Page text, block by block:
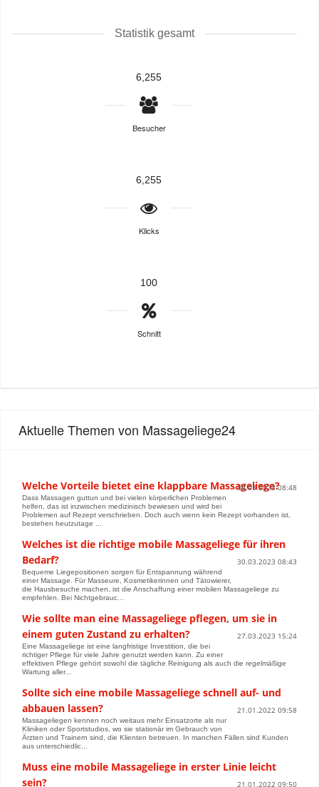
Statistik gesamt
6,255
Besucher
6,255
Klicks
100
Schnitt
Aktuelle Themen von Massageliege24
Welche Vorteile bietet eine klappbare Massageliege?
30.03.2023 08:48
Dass Massagen guttun und bei vielen körperlichen Problemen
helfen, das ist inzwischen medizinisch bewiesen und wird bei
Problemen auf Rezept verschrieben. Doch auch wenn kein Rezept vorhanden ist,
bestehen heutzutage ...
Welches ist die richtige mobile Massageliege für ihren
Bedarf?
30.03.2023 08:43
Bequeme Liegepositionen sorgen für Entspannung während
einer Massage. Für Masseure, Kosmetikerinnen und Tätowierer,
die Hausbesuche machen, ist die Anschaffung einer mobilen Massageliege zu
empfehlen. Bei Nichtgebrauc...
Wie sollte man eine Massageliege pflegen, um sie in
einem guten Zustand zu erhalten?
27.03.2023 15:24
Eine Massageliege ist eine langfristige Investition, die bei
richtiger Pflege für viele Jahre genutzt werden kann. Zu einer
effektiven Pflege gehört sowohl die tägliche Reinigung als auch die regelmäßige
Wartung aller...
Sollte sich eine mobile Massageliege schnell auf- und
abbauen lassen?
21.01.2022 09:58
Massageliegen kennen noch weitaus mehr Einsatzorte als nur
Kliniken oder Sportstudios, wo sie stationär im Gebrauch von
Ärzten und Trainern sind, die Klienten betreuen. In manchen Fällen sind Kunden
aus unterschiedlic...
Muss eine mobile Massageliege in erster Linie leicht
sein?
21.01.2022 09:50